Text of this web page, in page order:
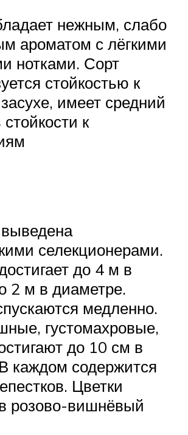
нежным, слабо
ароматом с лёгкими
нотками. Сорт
стойкостью к
имеет средний
к
селекционерами.
до 4 м в
2 м в диаметре.
медленно.
густомахровые,
до 10 см в
каждом содержится
Цветки
розово-вишнёвый